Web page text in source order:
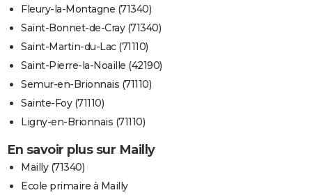
Fleury-la-Montagne (71340)
Saint-Bonnet-de-Cray (71340)
Saint-Martin-du-Lac (71110)
Saint-Pierre-la-Noaille (42190)
Semur-en-Brionnais (71110)
Sainte-Foy (71110)
Ligny-en-Brionnais (71110)
En savoir plus sur Mailly
Mailly (71340)
Ecole primaire à Mailly